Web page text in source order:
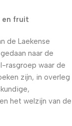
en fruit
de Laekense
naar de
rasgroep waar de
zijn, in overleg
het welzijn van de